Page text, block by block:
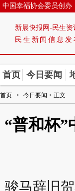
中国幸福协会委员创办
新晨快报网-民生资
民生新闻信息发
首页 今日要闻
首页 > 今日要闻 > 正文
“普和杯”
骏马辞旧